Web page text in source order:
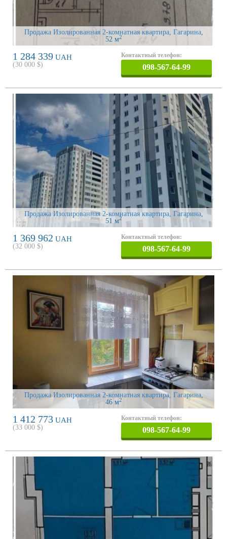
Продажа Изолированная 2-комнатная квартира, Гагарина,
52 м2
1 284 339 UAH
(30 000 $)
Контактный телефон:
098-567-64-99
Продажа Изолированная 2-комнатная квартира, Гагарина,
51 м2
1 369 962 UAH
(32 000 $)
Контактный телефон:
098-567-64-99
Продажа Изолированная 2-комнатная квартира, Гагарина,
46 м2
1 412 773 UAH
(33 000 $)
Контактный телефон:
098-567-64-99